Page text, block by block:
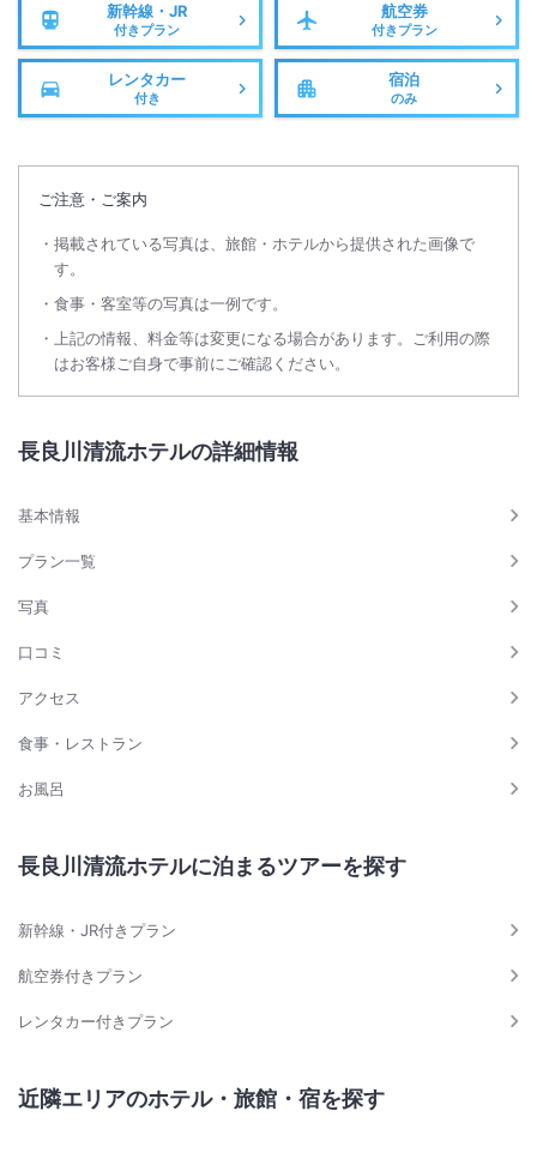
新幹線・JR
付きプラン
航空券
付きプラン
レンタカー
付き
宿泊
のみ
ご注意・ご案内
掲載されている写真は、旅館・ホテルから提供された画像で
す。
食事・客室等の写真は一例です。
上記の情報、料金等は変更になる場合があります。ご利用の際
はお客様ご自身で事前にご確認ください。
長良川清流ホテルの詳細情報
基本情報
プラン一覧
写真
口コミ
アクセス
食事・レストラン
お風呂
長良川清流ホテルに泊まるツアーを探す
新幹線・JR付きプラン
航空券付きプラン
レンタカー付きプラン
近隣エリアのホテル・旅館・宿を探す